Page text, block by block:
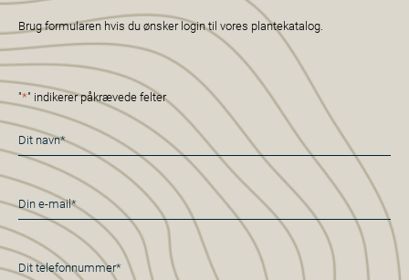
Brug formularen hvis du ønsker login til vores plantekatalog.
"*" indikerer påkrævede felter
Navn
*
E-
mail
*
Telefon